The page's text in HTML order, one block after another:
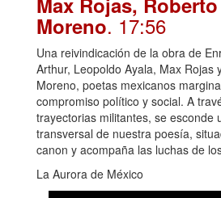
Moreno. 17:56
Una reivindicación de la obra de
Arthur, Leopoldo Ayala, Max Rojas
Moreno, poetas mexicanos
compromiso político y social. A
trayectorias militantes, se esconde
transversal de nuestra poesía,
canon y acompaña las luchas de
La Aurora de México